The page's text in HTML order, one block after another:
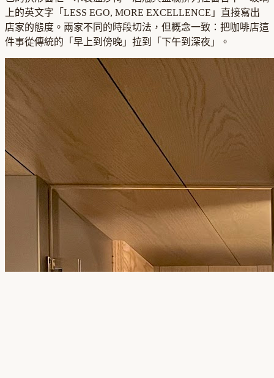
上的英文字「LESS EGO, MORE EXCELLENCE」直接寫出
店家的態度。兩家不同的時段切法，但概念一致：把咖啡店這
件事從傳統的「早上到傍晚」拉到「下午到深夜」。